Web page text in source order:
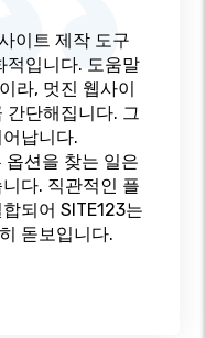
이트 제작 도구
적입니다. 도움말
라, 멋진 웹사이
간단해집니다. 그
납니다.
옵션을 찾는 일은
다. 직관적인 플
되어 SITE123는
돋보입니다.